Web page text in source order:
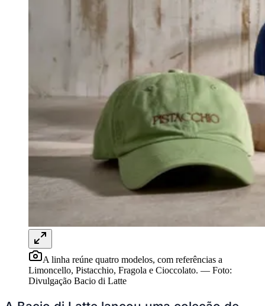
Para Sua Empresa
Anuncie Regional
Guia de Empresas
Selo Verificado
Portal Educacional
Agenda de Vestibulares
Vagas de Emprego
Concursos
Panorama Econômico
Panorama Econômico
Verificar EmpresaNovo
Anunciar Vagas
Publicidade Legal
NBA
NFL
UFC
A linha reúne quatro modelos, com referências a
Limoncello, Pistacchio, Fragola e Cioccolato. — Foto:
Divulgação Bacio di Latte